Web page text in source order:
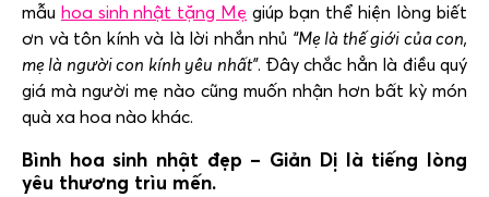
mẫu hoa sinh nhật tặng Mẹ giúp bạn thể hiện lòng biết
ơn và tôn kính và là lời nhắn nhủ “Mẹ là thế giới của con,
mẹ là người con kính yêu nhất”. Đây chắc hẳn là điều quý
giá mà người mẹ nào cũng muốn nhận hơn bất kỳ món
quà xa hoa nào khác.
Bình hoa sinh nhật đẹp – Giản Dị là tiếng lòng
yêu thương trìu mến.